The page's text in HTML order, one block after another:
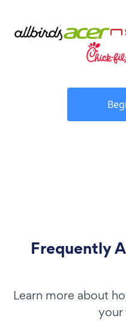
Frequently
Learn more about
your